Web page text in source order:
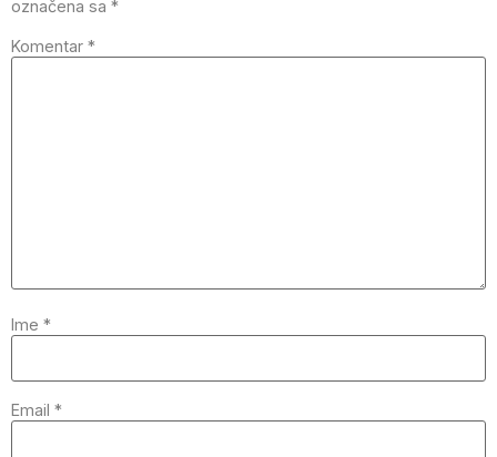
označena sa *
Komentar *
Ime *
Email *